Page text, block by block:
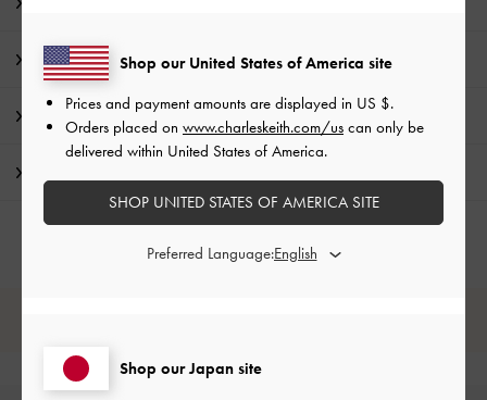
商品詳細 / お手入れ方法
特典
Shop our Japan site
Shop our United States of America site
Prices and payment amounts are displayed in US $.
Orders placed on www.charleskeith.com/us can only be
delivered within United States of America.
SHOP UNITED STATES OF AMERICA SITE
Preferred Language: